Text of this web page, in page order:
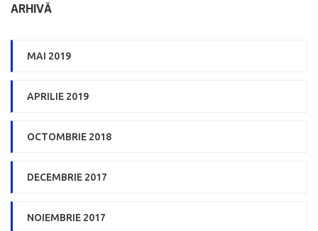
ARHIVĂ
MAI 2019
APRILIE 2019
OCTOMBRIE 2018
DECEMBRIE 2017
NOIEMBRIE 2017